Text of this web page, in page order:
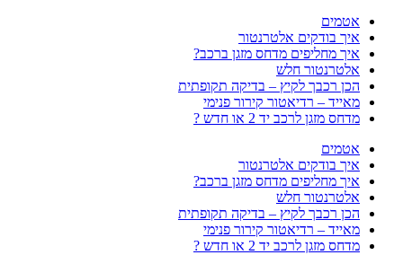
אטמים
איך בודקים אלטרנטור
איך מחליפים מדחס מזגן ברכב?
אלטרנטור חלש
הכן רכבך לקיץ – בדיקה תקופתית
מאייד – רדיאטור קירור פנימי
מדחס מזגן לרכב יד 2 או חדש ?
אטמים
איך בודקים אלטרנטור
איך מחליפים מדחס מזגן ברכב?
אלטרנטור חלש
הכן רכבך לקיץ – בדיקה תקופתית
מאייד – רדיאטור קירור פנימי
מדחס מזגן לרכב יד 2 או חדש ?